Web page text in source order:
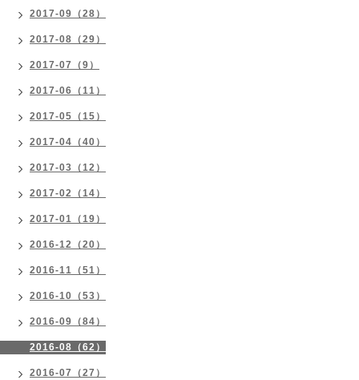
2017-09（28）
2017-08（29）
2017-07（9）
2017-06（11）
2017-05（15）
2017-04（40）
2017-03（12）
2017-02（14）
2017-01（19）
2016-12（20）
2016-11（51）
2016-10（53）
2016-09（84）
2016-08（62）
2016-07（27）